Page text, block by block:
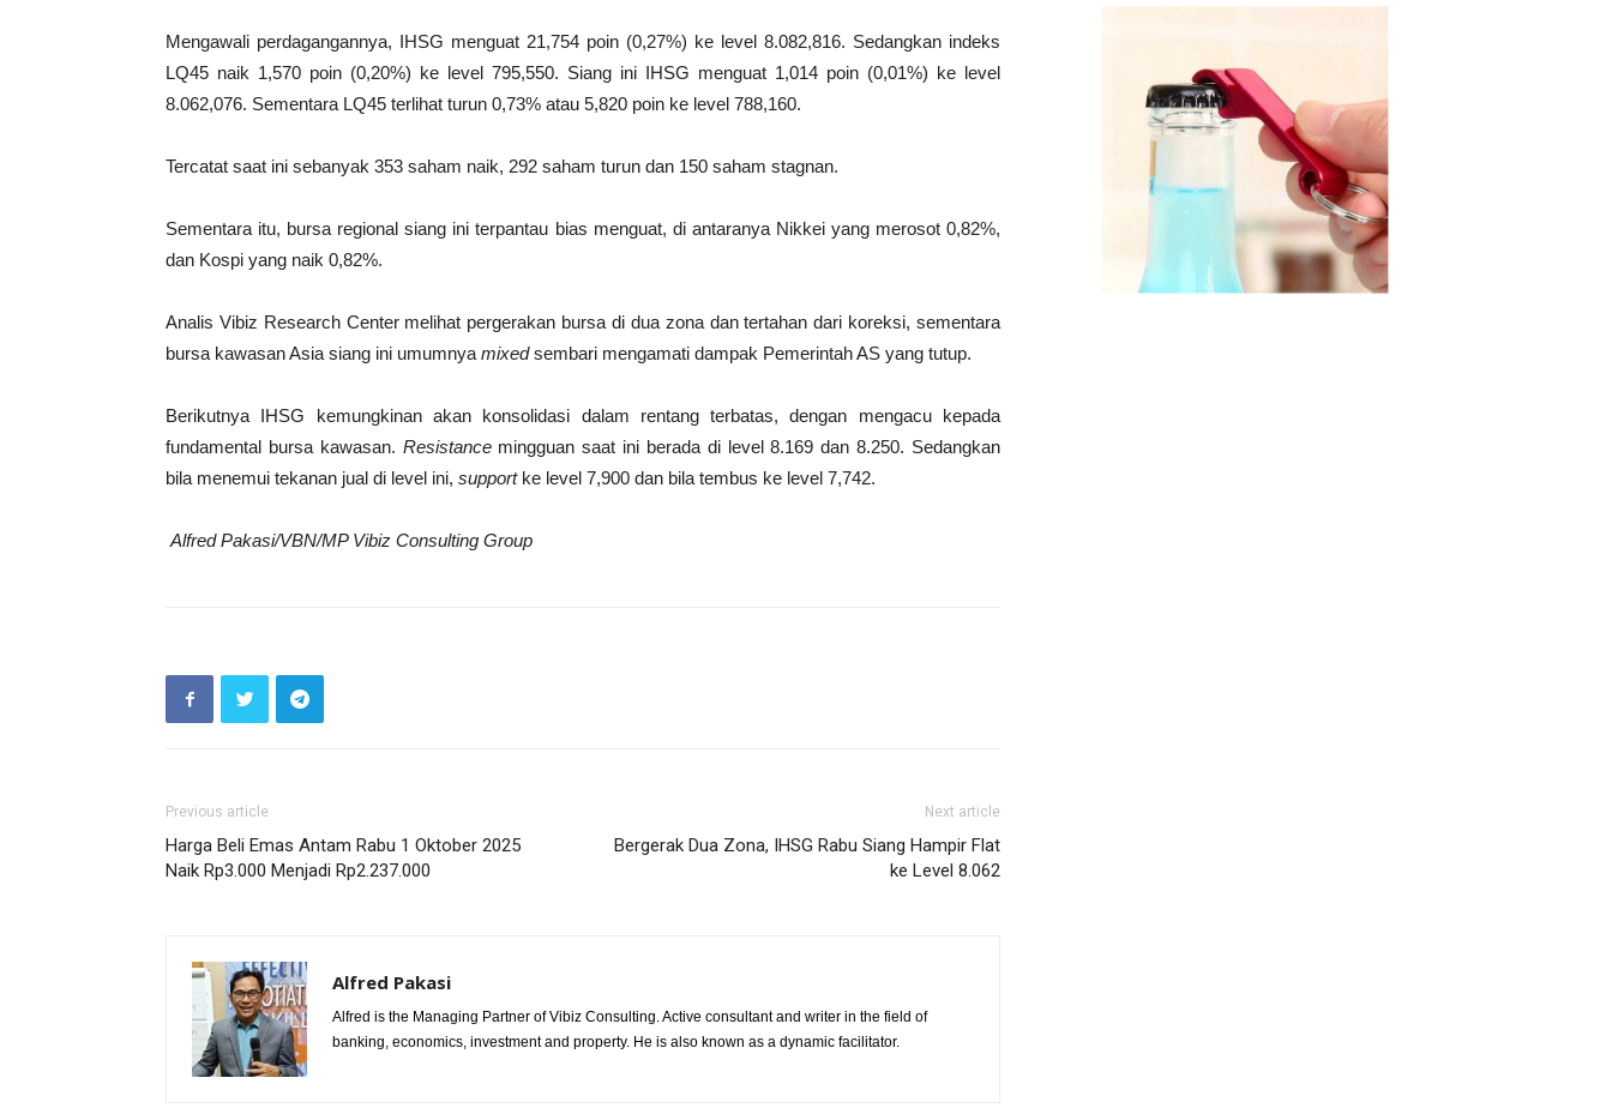
Mengawali perdagangannya, IHSG menguat 21,754 poin (0,27%) ke level 8.082,816. Sedangkan indeks
LQ45 naik 1,570 poin (0,20%) ke level 795,550. Siang ini IHSG menguat 1,014 poin (0,01%) ke level
8.062,076. Sementara LQ45 terlihat turun 0,73% atau 5,820 poin ke level 788,160.
Tercatat saat ini sebanyak 353 saham naik, 292 saham turun dan 150 saham stagnan.
Sementara itu, bursa regional siang ini terpantau bias menguat, di antaranya Nikkei yang merosot 0,82%,
dan Kospi yang naik 0,82%.
Analis Vibiz Research Center melihat pergerakan bursa di dua zona dan tertahan dari koreksi, sementara
bursa kawasan Asia siang ini umumnya mixedsembari mengamati dampak Pemerintah AS yang tutup.
Berikutnya IHSG kemungkinan akan konsolidasi dalam rentang terbatas, dengan mengacu kepada
fundamental bursa kawasan. Resistancemingguan saat ini berada di level 8.169 dan 8.250. Sedangkan
bila menemui tekanan jual di level ini, supportke level 7,900 dan bila tembus ke level 7,742.
Alfred Pakasi/VBN/MP Vibiz Consulting Group
Previous article
Harga Beli Emas Antam Rabu 1 Oktober 2025
Naik Rp3.000 Menjadi Rp2.237.000
Next article
Bergerak Dua Zona, IHSG Rabu Siang Hampir Flat
ke Level 8.062
Alfred Pakasi
Alfred is the Managing Partner of Vibiz Consulting. Active consultant and writer in the field of
banking, economics, investment and property. He is also known as a dynamic facilitator.